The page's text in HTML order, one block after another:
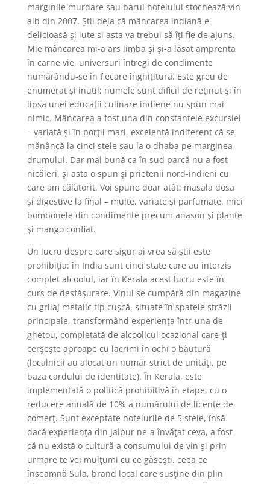
marginile murdare sau barul hotelului stochează vin
alb din 2007. Ştii deja că mâncarea indiană e
delicioasă şi iute si asta va trebui să îţi fie de ajuns.
Mie mâncarea mi-a ars limba şi şi-a lăsat amprenta
în carne vie, universuri întregi de condimente
numărându-se în fiecare înghiţitură. Este greu de
enumerat şi inutil; numele sunt dificil de reţinut şi în
lipsa unei educaţii culinare indiene nu spun mai
nimic. Mâncarea a fost una din constantele excursiei
– variată şi în porţii mari, excelentă indiferent că se
mănâncă la cinci stele sau la o dhaba pe marginea
drumului. Dar mai bună ca în sud parcă nu a fost
nicăieri, şi asta o spun şi prietenii nord-indieni cu
care am călătorit. Voi spune doar atât: masala dosa
şi digestive la final – multe, variate şi parfumate, mici
bombonele din condimente precum anason şi plante
şi mango confiat.
Un lucru despre care sigur ai vrea să ştii este
prohibiţia: în India sunt cinci state care au interzis
complet alcoolul, iar în Kerala acest lucru este în
curs de desfăşurare. Vinul se cumpără din magazine
cu grilaj metalic tip cuşcă, situate în spatele străzii
principale, transformând experienţa într-una de
ghetou, completată de alcoolicul ocazional care-ţi
cerşeşte aproape cu lacrimi în ochi o băutură
(localnicii au alocat un număr strict de unităţi, pe
baza cardului de identitate). În Kerala, este
implementată o politică prohibitivă în etape, cu o
reducere anuală de 10% a numărului de licenţe de
comerţ. Sunt exceptate hotelurile de 5 stele, însă
dacă experienţa din Jaipur ne-a învăţat ceva, a fost
că nu există o cultură a consumului de vin şi prin
urmare te vei mulţumi cu ce găseşti, ceea ce
înseamnă Sula, brand local care susţine din plin